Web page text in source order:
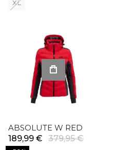
XL
ABSOLUTE W RED
189,99 €
379,95 €